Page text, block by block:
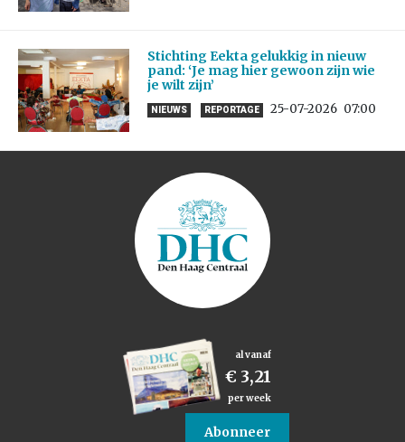
Stichting Eekta gelukkig in nieuw
pand: ‘Je mag hier gewoon zijn wie
je wilt zijn’
NIEUWS REPORTAGE 25-07-2026 07:00
al vanaf
€ 3,21
per week
Abonneer